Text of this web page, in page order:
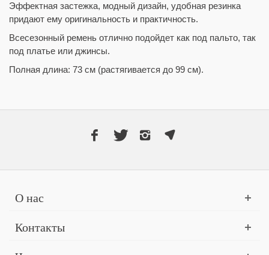
Эффектная застежка, модный дизайн, удобная резинка
придают ему оригинальность и практичность.
Всесезонный ремень отлично подойдет как под пальто, так
под платье или джинсы.
Полная длина: 73 см (растягивается до 99 см).
О нас
Контакты